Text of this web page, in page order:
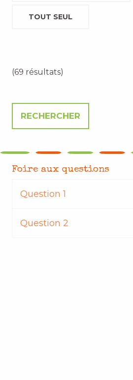
TOUT SEUL
(69 résultats)
Foire aux questions
Question 1
Question 2